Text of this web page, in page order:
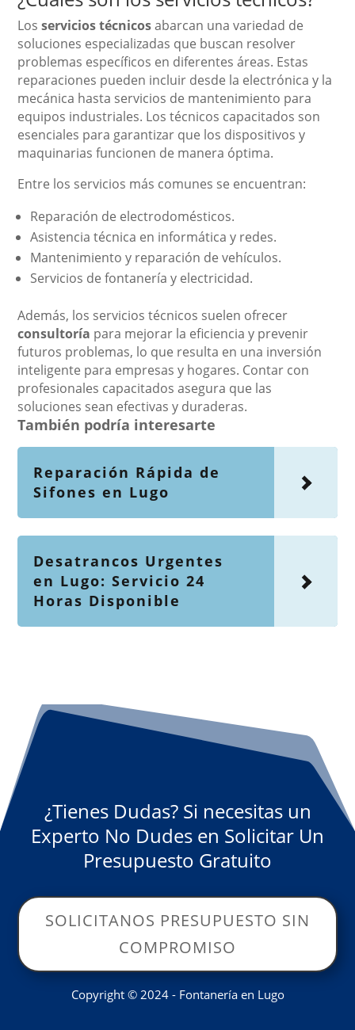
Losservicios técnicosabarcan una variedad de
soluciones especializadas que buscan resolver
problemas específicos en diferentes áreas. Estas
reparaciones pueden incluir desde la electrónica y la
mecánica hasta servicios de mantenimiento para
equipos industriales. Los técnicos capacitados son
esenciales para garantizar que los dispositivos y
maquinarias funcionen de manera óptima.
Entre los servicios más comunes se encuentran:
Reparación de electrodomésticos.
Asistencia técnica en informática y redes.
Mantenimiento y reparación de vehículos.
Servicios de fontanería y electricidad.
Además, los servicios técnicos suelen ofrecer
consultoría para mejorar la eficiencia y prevenir
futuros problemas, lo que resulta en una inversión
inteligente para empresas y hogares. Contar con
profesionales capacitados asegura que las
soluciones sean efectivas y duraderas.
También podría interesarte
Reparación Rápida de
Sifones en Lugo
Desatrancos Urgentes
en Lugo: Servicio 24
Horas Disponible
¿Tienes Dudas? Si necesitas un
Experto No Dudes en Solicitar Un
Presupuesto Gratuito
SOLICITANOS PRESUPUESTO SIN
COMPROMISO
Copyright © 2024 - Fontanería en Lugo